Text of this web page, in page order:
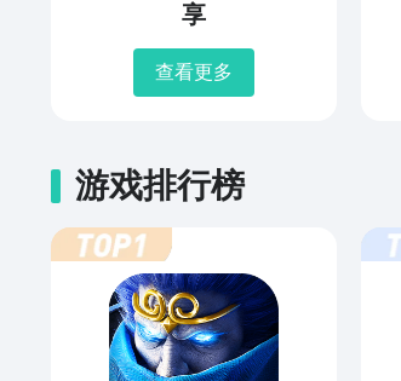
享
查看更多
游戏排行榜